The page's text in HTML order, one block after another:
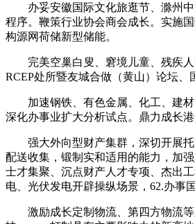
办妥安徽国际文化旅逛节、滁州中
程序。鞭策行业协会商会成长。实施
构源网荷储新型储能。
完美空巢白叟、窘境儿童、残疾人
RCEP处所暨友城合做（黄山）论坛
加速钢铁、有色金属、化工、建材
深化办事业扩大分析试点。鼎力成长
强大外向型财产集群，深切开展托
配送收集，锻制实和适用的能力，加
士才集聚、沉点财产人才专项、杰出
电、光伏发电开辟操纵场景，62.办事
激励成长定制物流、第四方物流等